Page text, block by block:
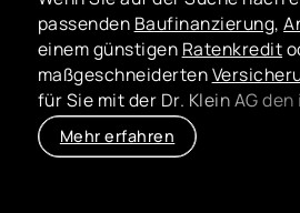
passenden Baufinanzierung,
einem günstigen Ratenkredit
maßgeschneiderten
für Sie mit der Dr. Klein AG
gefunden. Die Dr. Klein AG
herausragenden Marktstellung
Mehr erfahren